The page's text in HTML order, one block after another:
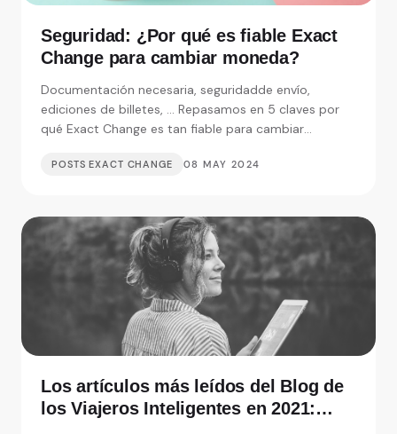
Seguridad: ¿Por qué es fiable Exact
Change para cambiar moneda?
Documentación necesaria, seguridadde envío,
ediciones de billetes, ... Repasamos en 5 claves por
qué Exact Change es tan fiable para cambiar
POSTS EXACT CHANGE 08 MAY 2024
Los artículos más leídos del Blog de
los Viajeros Inteligentes en 2021: